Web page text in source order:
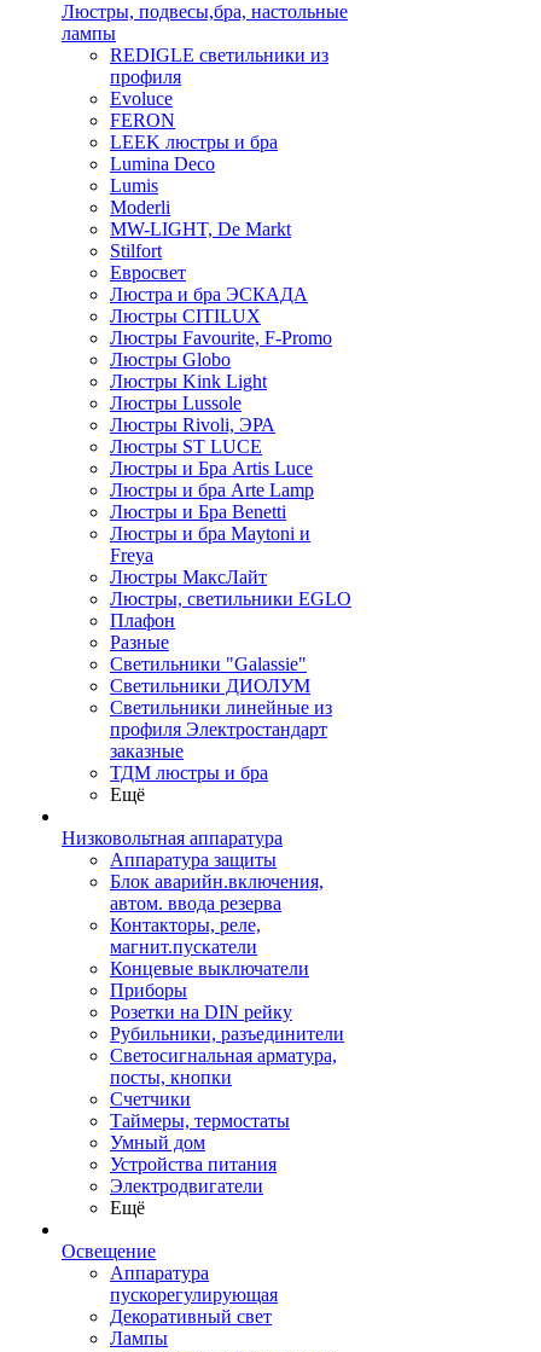
Люстры, подвесы,бра, настольные
лампы
REDIGLE светильники из
профиля
Evoluce
FERON
LEEK люстры и бра
Lumina Deco
Lumis
Moderli
MW-LIGHT, De Markt
Stilfort
Евросвет
Люстра и бра ЭСКАДА
Люстры CITILUX
Люстры Favourite, F-Promo
Люстры Globo
Люстры Kink Light
Люстры Lussole
Люстры Rivoli, ЭРА
Люстры ST LUCE
Люстры и Бра Artis Luce
Люстры и бра Arte Lamp
Люстры и Бра Benetti
Люстры и бра Maytoni и
Freya
Люстры МаксЛайт
Люстры, светильники EGLO
Плафон
Разные
Светильники "Galassie"
Светильники ДИОЛУМ
Светильники линейные из
профиля Электростандарт
заказные
ТДМ люстры и бра
Ещё
Низковольтная аппаратура
Аппаратура защиты
Блок аварийн.включения,
автом. ввода резерва
Контакторы, реле,
магнит.пускатели
Концевые выключатели
Приборы
Розетки на DIN рейку
Рубильники, разъединители
Светосигнальная арматура,
посты, кнопки
Счетчики
Таймеры, термостаты
Умный дом
Устройства питания
Электродвигатели
Ещё
Освещение
Аппаратура
пускорегулирующая
Декоративный свет
Лампы